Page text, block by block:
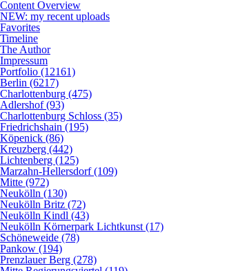
Content Overview
NEW: my recent uploads
Favorites
Timeline
The Author
Impressum
Portfolio (12161)
Berlin (6217)
Charlottenburg (475)
Adlershof (93)
Charlottenburg Schloss (35)
Friedrichshain (195)
Köpenick (86)
Kreuzberg (442)
Lichtenberg (125)
Marzahn-Hellersdorf (109)
Mitte (972)
Neukölln (130)
Neukölln Britz (72)
Neukölln Kindl (43)
Neukölln Körnerpark Lichtkunst (17)
Schöneweide (78)
Pankow (194)
Prenzlauer Berg (278)